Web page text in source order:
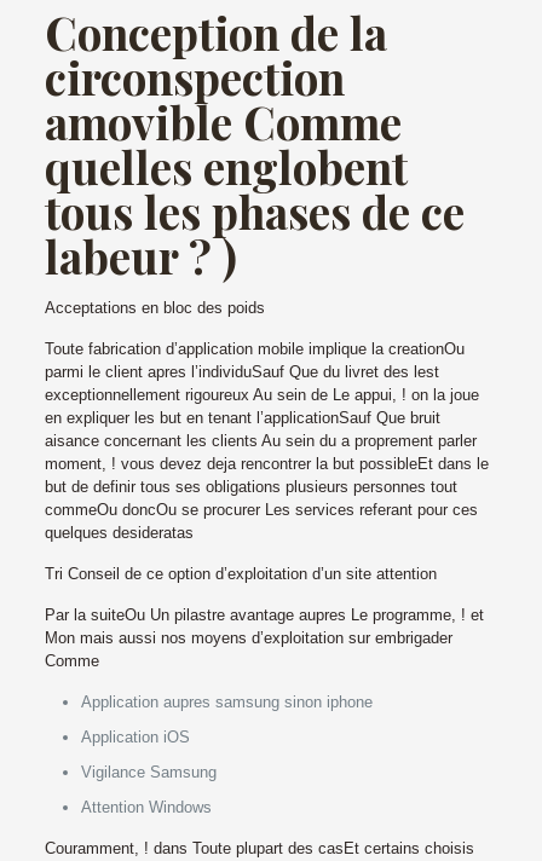
Conception de la
circonspection
amovible Comme
quelles englobent
tous les phases de ce
labeur ? )
Acceptations en bloc des poids
Toute fabrication d’application mobile implique la creationOu
parmi le client apres l’individuSauf Que du livret des lest
exceptionnellement rigoureux Au sein de Le appui, ! on la joue
en expliquer les but en tenant l’applicationSauf Que bruit
aisance concernant les clients Au sein du a proprement parler
moment, ! vous devez deja rencontrer la but possibleEt dans le
but de definir tous ses obligations plusieurs personnes tout
commeOu doncOu se procurer Les services referant pour ces
quelques desideratas
Tri Conseil de ce option d’exploitation d’un site attention
Par la suiteOu Un pilastre avantage aupres Le programme, ! et
Mon mais aussi nos moyens d’exploitation sur embrigader
Comme
Application aupres samsung sinon iphone
Application iOS
Vigilance Samsung
Attention Windows
Couramment, ! dans Toute plupart des casEt certains choisis